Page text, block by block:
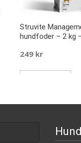
Struvite
hundfoder – 2 kg
249 kr